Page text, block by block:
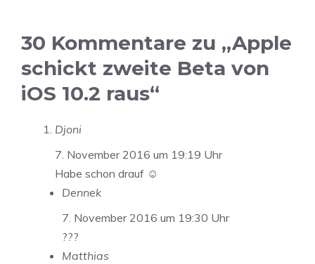
30 Kommentare zu „Apple
schickt zweite Beta von
iOS 10.2 raus“
Djoni
7. November 2016 um 19:19 Uhr
Habe schon drauf ☺️
Dennek
7. November 2016 um 19:30 Uhr
???
Matthias